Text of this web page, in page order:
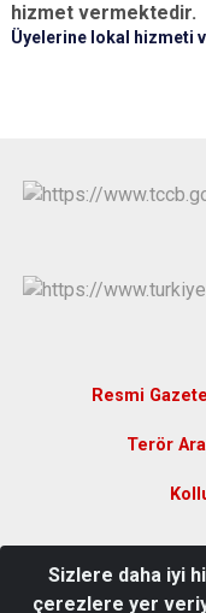
hizmet vermektedir.
Üyelerine lokal hizmeti
Resmi Gazete
Terör
Sizlere daha iyi
çerezlere yer